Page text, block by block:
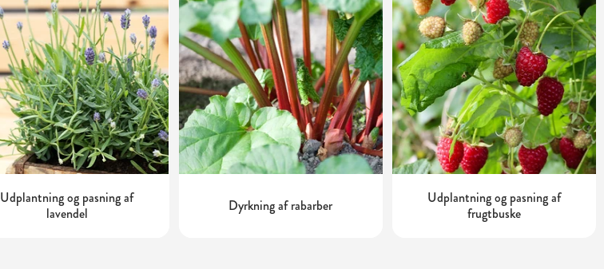
Udplantning og pasning af
lavendel
Dyrkning af rabarber
Udplantning og pasning af
frugtbuske